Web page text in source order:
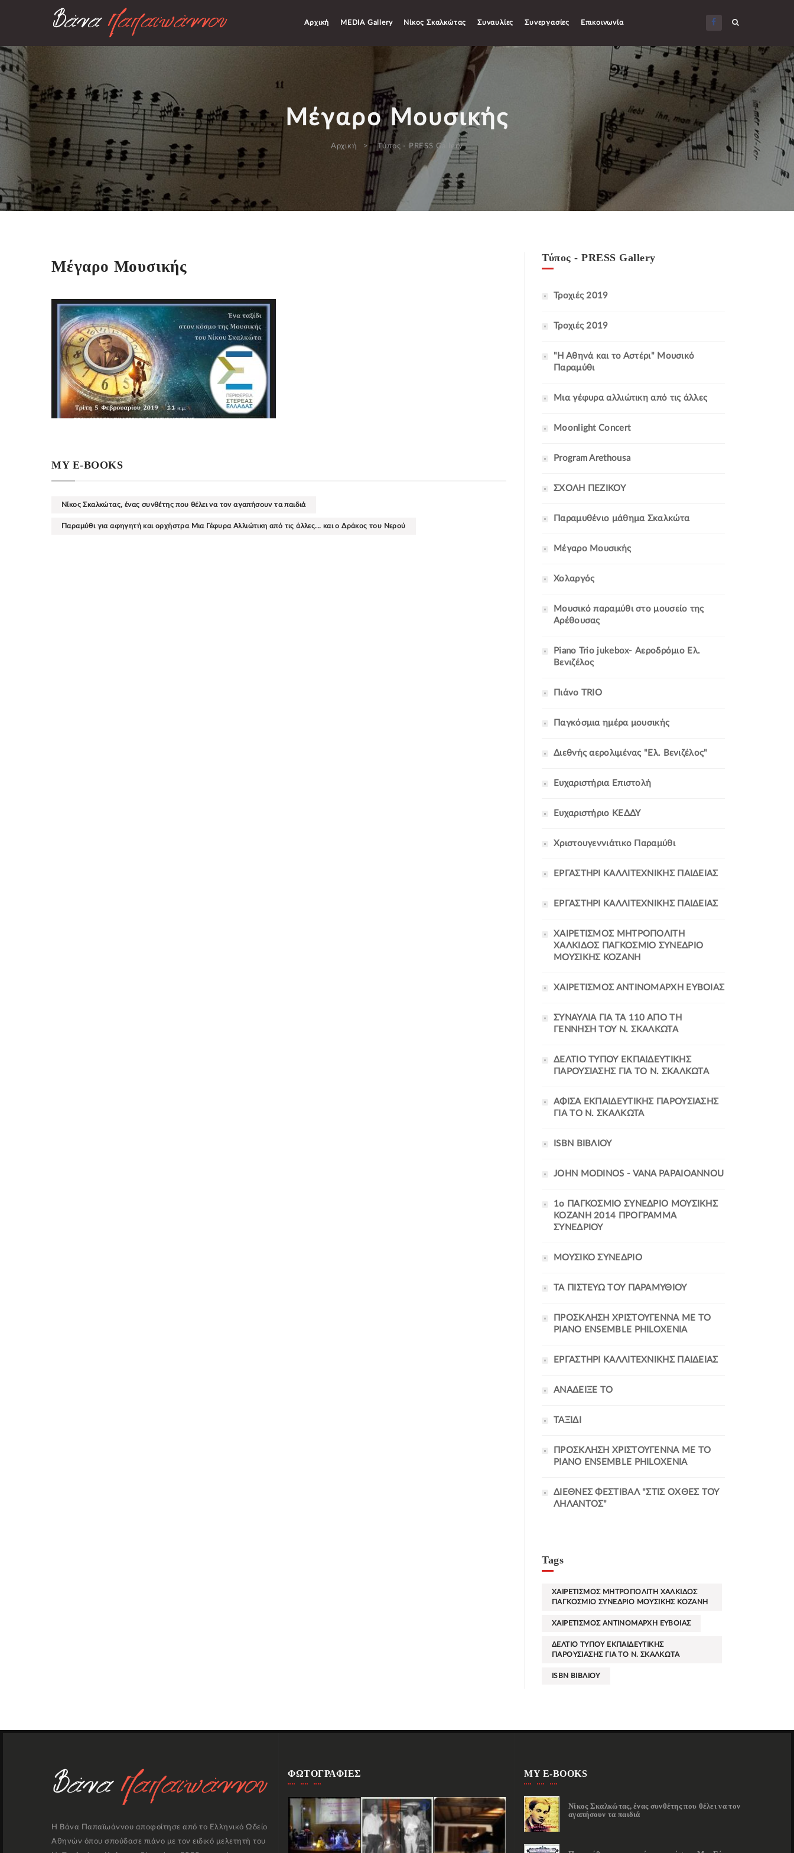
Αρχική MEDIA Gallery Νίκος Σκαλκώτας Συναυλίες Συνεργασίες Επικοινωνία
Μέγαρο Μουσικής
Αρχική Τύπος - PRESS Gallery
Μέγαρο Μουσικής
MY E-BOOKS
Νίκος Σκαλκώτας, ένας συνθέτης που θέλει να τον αγαπήσουν τα παιδιά
Παραμύθι για αφηγητή και ορχήστρα Μια Γέφυρα Αλλιώτικη από τις άλλες... και ο Δράκος του Νερού
Τύπος - PRESS Gallery
Τροχιές 2019
Τροχιές 2019
"Η Αθηνά και το Αστέρι" Μουσικό
Παραμύθι
Μια γέφυρα αλλιώτικη από τις άλλες
Moonlight Concert
Program Arethousa
ΣΧΟΛΗ ΠΕΖΙΚΟΥ
Παραμυθένιο μάθημα Σκαλκώτα
Μέγαρο Μουσικής
Χολαργός
Μουσικό παραμύθι στο μουσείο της
Αρέθουσας
Piano Trio jukebox- Αεροδρόμιο Ελ.
Βενιζέλος
Πιάνο TRIO
Παγκόσμια ημέρα μουσικής
Διεθνής αερολιμένας "Ελ. Βενιζέλος"
Ευχαριστήρια Επιστολή
Ευχαριστήριο ΚΕΔΔΥ
Χριστουγεννιάτικο Παραμύθι
ΕΡΓΑΣΤΗΡΙ ΚΑΛΛΙΤΕΧΝΙΚΗΣ ΠΑΙΔΕΙΑΣ
ΕΡΓΑΣΤΗΡΙ ΚΑΛΛΙΤΕΧΝΙΚΗΣ ΠΑΙΔΕΙΑΣ
ΧΑΙΡΕΤΙΣΜΟΣ ΜΗΤΡΟΠΟΛΙΤΗ
ΧΑΛΚΙΔΟΣ ΠΑΓΚΟΣΜΙΟ ΣΥΝΕΔΡΙΟ
ΜΟΥΣΙΚΗΣ ΚΟΖΑΝΗ
ΧΑΙΡΕΤΙΣΜΟΣ ΑΝΤΙΝΟΜΑΡΧΗ ΕΥΒΟΙΑΣ
ΣΥΝΑΥΛΙΑ ΓΙΑ ΤΑ 110 ΑΠΟ ΤΗ
ΓΕΝΝΗΣΗ ΤΟΥ Ν. ΣΚΑΛΚΩΤΑ
ΔΕΛΤΙΟ ΤΥΠΟΥ ΕΚΠΑΙΔΕΥΤΙΚΗΣ
ΠΑΡΟΥΣΙΑΣΗΣ ΓΙΑ ΤΟ Ν. ΣΚΑΛΚΩΤΑ
ΑΦΙΣΑ ΕΚΠΑΙΔΕΥΤΙΚΗΣ ΠΑΡΟΥΣΙΑΣΗΣ
ΓΙΑ ΤΟ Ν. ΣΚΑΛΚΩΤΑ
ISBN ΒΙΒΛΙΟΥ
JOHN MODINOS - VANA PAPAIOANNOU
1ο ΠΑΓΚΟΣΜΙΟ ΣΥΝΕΔΡΙΟ ΜΟΥΣΙΚΗΣ
ΚΟΖΑΝΗ 2014 ΠΡΟΓΡΑΜΜΑ
ΣΥΝΕΔΡΙΟΥ
ΜΟΥΣΙΚΟ ΣΥΝΕΔΡΙΟ
ΤΑ ΠΙΣΤΕΥΩ ΤΟΥ ΠΑΡΑΜΥΘΙΟΥ
ΠΡΟΣΚΛΗΣΗ ΧΡΙΣΤΟΥΓΕΝΝΑ ΜΕ ΤΟ
PIANO ENSEMBLE PHILOXENIA
ΕΡΓΑΣΤΗΡΙ ΚΑΛΛΙΤΕΧΝΙΚΗΣ ΠΑΙΔΕΙΑΣ
ΑΝΑΔΕΙΞΕ ΤΟ
ΤΑΞΙΔΙ
ΠΡΟΣΚΛΗΣΗ ΧΡΙΣΤΟΥΓΕΝΝΑ ΜΕ ΤΟ
PIANO ENSEMBLE PHILOXENIA
ΔΙΕΘΝΕΣ ΦΕΣΤΙΒΑΛ "ΣΤΙΣ ΟΧΘΕΣ ΤΟΥ
ΛΗΛΑΝΤΟΣ"
Tags
ΧΑΙΡΕΤΙΣΜΟΣ ΜΗΤΡΟΠΟΛΙΤΗ ΧΑΛΚΙΔΟΣ
ΠΑΓΚΟΣΜΙΟ ΣΥΝΕΔΡΙΟ ΜΟΥΣΙΚΗΣ ΚΟΖΑΝΗ
ΧΑΙΡΕΤΙΣΜΟΣ ΑΝΤΙΝΟΜΑΡΧΗ ΕΥΒΟΙΑΣ
ΔΕΛΤΙΟ ΤΥΠΟΥ ΕΚΠΑΙΔΕΥΤΙΚΗΣ
ΠΑΡΟΥΣΙΑΣΗΣ ΓΙΑ ΤΟ Ν. ΣΚΑΛΚΩΤΑ
ISBN ΒΙΒΛΙΟΥ
Η Βάνα Παπαϊωάννου αποφοίτησε από το Ελληνικό Ωδείο
Αθηνών όπου σπούδασε πιάνο με τον ειδικό μελετητή του
ΦΩΤΟΓΡΑΦΙΕΣ MY E-BOOKS
Νίκος Σκαλκώτας, ένας συνθέτης που θέλει να τον
αγαπήσουν τα παιδιά